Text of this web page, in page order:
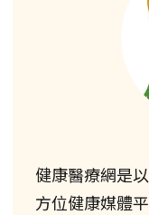
健康醫療網是
方位健康媒體